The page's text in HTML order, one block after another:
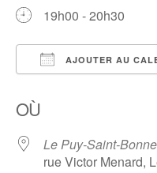
19h00 - 20h30
AJOUTER AU
OÙ
Le Puy-Saint-
rue Victor Menard,